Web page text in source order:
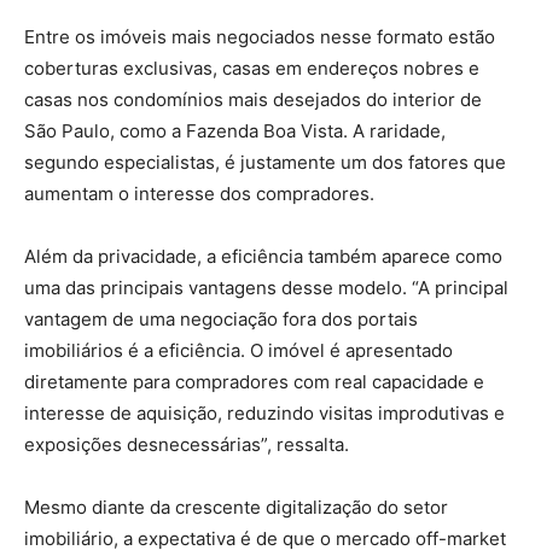
Entre os imóveis mais negociados nesse formato estão
coberturas exclusivas, casas em endereços nobres e
casas nos condomínios mais desejados do interior de
São Paulo, como a Fazenda Boa Vista. A raridade,
segundo especialistas, é justamente um dos fatores que
aumentam o interesse dos compradores.
Além da privacidade, a eficiência também aparece como
uma das principais vantagens desse modelo. “A principal
vantagem de uma negociação fora dos portais
imobiliários é a eficiência. O imóvel é apresentado
diretamente para compradores com real capacidade e
interesse de aquisição, reduzindo visitas improdutivas e
exposições desnecessárias”, ressalta.
Mesmo diante da crescente digitalização do setor
imobiliário, a expectativa é de que o mercado off-market